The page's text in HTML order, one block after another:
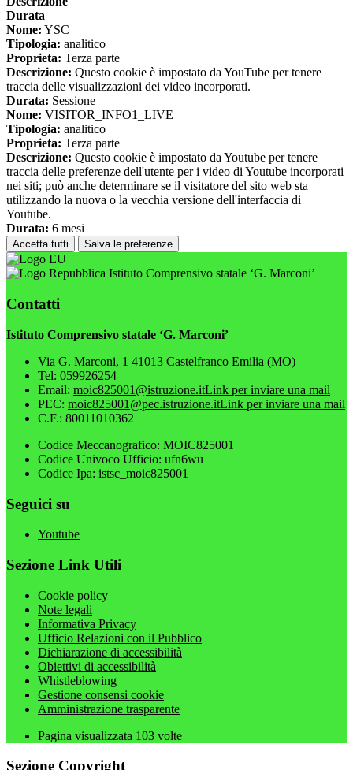
Durata
Nome: YSC
Tipologia: analitico
Proprieta: Terza parte
Descrizione: Questo cookie è impostato da YouTube per tenere
traccia delle visualizzazioni dei video incorporati.
Durata: Sessione
Nome: VISITOR_INFO1_LIVE
Tipologia: analitico
Proprieta: Terza parte
Descrizione: Questo cookie è impostato da Youtube per tenere
traccia delle preferenze dell'utente per i video di Youtube incorporati
nei siti; può anche determinare se il visitatore del sito web sta
utilizzando la nuova o la vecchia versione dell'interfaccia di
Youtube.
Durata: 6 mesi
Accetta tutti Salva le preferenze
Istituto Comprensivo statale ‘G. Marconi’
Contatti
Istituto Comprensivo statale ‘G. Marconi’
Via G. Marconi, 1 41013 Castelfranco Emilia (MO)
Tel: 059926254
Email: moic825001@istruzione.itLink per inviare una mail
PEC: moic825001@pec.istruzione.itLink per inviare una mail
C.F.: 80011010362
Codice Meccanografico: MOIC825001
Codice Univoco Ufficio: ufn6wu
Codice Ipa: istsc_moic825001
Seguici su
Youtube
Sezione Link Utili
Cookie policy
Note legali
Informativa Privacy
Ufficio Relazioni con il Pubblico
Dichiarazione di accessibilità
Obiettivi di accessibilità
Whistleblowing
Gestione consensi cookie
Amministrazione trasparente
Pagina visualizzata 103 volte
Sezione Copyright